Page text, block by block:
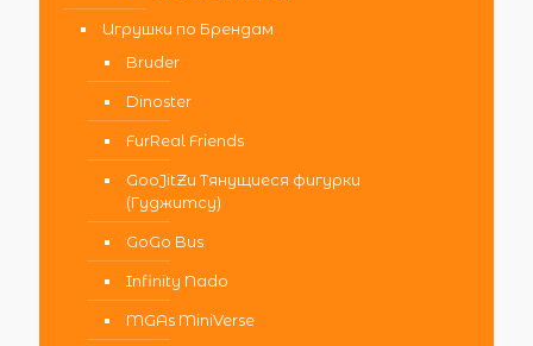
Игрушки по Брендам
Bruder
Dinoster
FurReal Friends
GooJitZu Тянущиеся фигурки
(Гуджитсу)
GoGo Bus
Infinity Nado
MGAs MiniVerse